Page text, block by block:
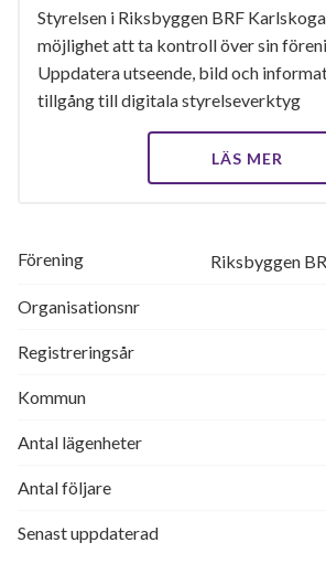
Styrelsen i Riksbyggen BRF
möjlighet att ta kontroll över sin
Uppdatera utseende, bild och
tillgång till digitala styrelseverktyg
LÄS MER
Förening Riksbyggen
Organisationsnr
Registreringsår
Kommun
Antal lägenheter
Antal följare
Senast uppdaterad